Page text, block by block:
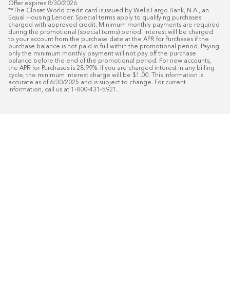
Offer expires 8/30/2026.
**The Closet World credit card is issued by Wells Fargo Bank, N.A., an
Equal Housing Lender. Special terms apply to qualifying purchases
charged with approved credit. Minimum monthly payments are required
during the promotional (special terms) period. Interest will be charged
to your account from the purchase date at the APR for Purchases if the
purchase balance is not paid in full within the promotional period. Paying
only the minimum monthly payment will not pay off the purchase
balance before the end of the promotional period. For new accounts,
the APR for Purchases is 28.99%. If you are charged interest in any billing
cycle, the minimum interest charge will be $1.00. This information is
accurate as of 6/30/2025 and is subject to change. For current
information, call us at 1-800-431-5921.